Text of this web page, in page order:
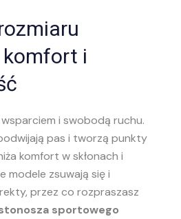
komfort i
i swobodą ruchu.
pas i tworzą punkty
komfort w skłonach i
modele zsuwają się i
przez co rozpraszasz
sportowego